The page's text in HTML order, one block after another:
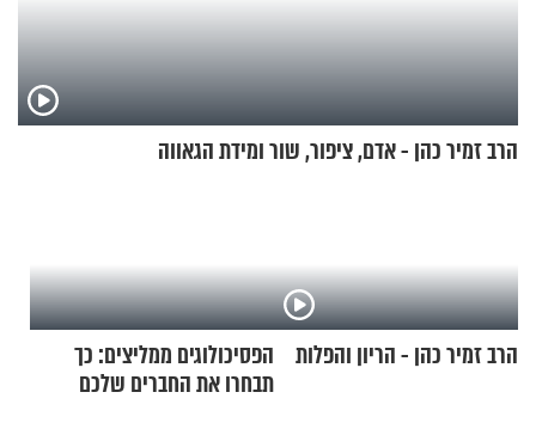
הרב זמיר כהן - אדם, ציפור, שור ומידת הגאווה
הרב זמיר כהן - הריון והפלות
הפסיכולוגים ממליצים: כך
תבחרו את החברים שלכם